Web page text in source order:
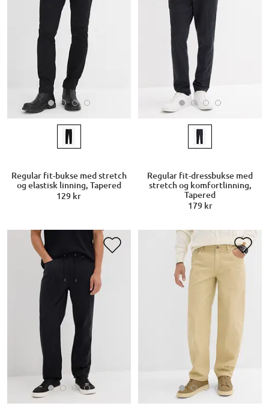
Regular fit-bukse med stretch
og elastisk linning, Tapered
129 kr
Regular fit-dressbukse med
stretch og komfortlinning,
Tapered
179 kr